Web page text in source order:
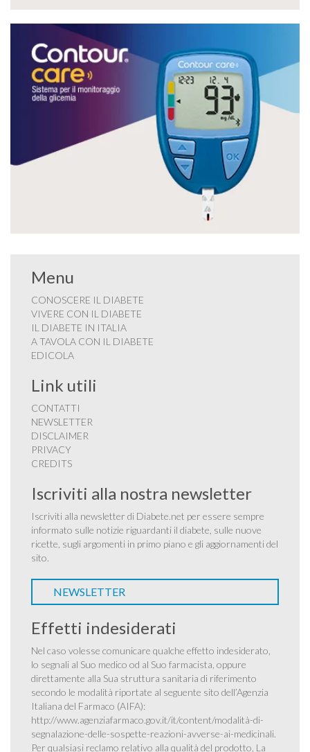
Menu
CONOSCERE IL DIABETE
VIVERE CON IL DIABETE
IL DIABETE IN ITALIA
A TAVOLA CON IL DIABETE
EDICOLA
Link utili
CONTATTI
NEWSLETTER
DISCLAIMER
PRIVACY
CREDITS
Iscriviti alla nostra newsletter
Iscriviti alla newsletter di Diabete.net per essere sempre
informato sulle notizie riguardanti il diabete, sulle nuove
ricette, sugli argomenti in primo piano e gli aggiornamenti del
sito.
NEWSLETTER
Effetti indesiderati
Nel caso volesse comunicare qualche effetto indesiderato,
lo segnali al Suo medico od al Suo farmacista, oppure
direttamente alla Sua struttura sanitaria di riferimento
secondo le modalità riportate al seguente sito dell’Agenzia
Italiana del Farmaco (AIFA):
http://www.agenziafarmaco.gov.it/it/content/modalità-di-
segnalazione-delle-sospette-reazioni-avverse-ai-medicinali.
Per qualsiasi reclamo relativo alla qualità del prodotto, La